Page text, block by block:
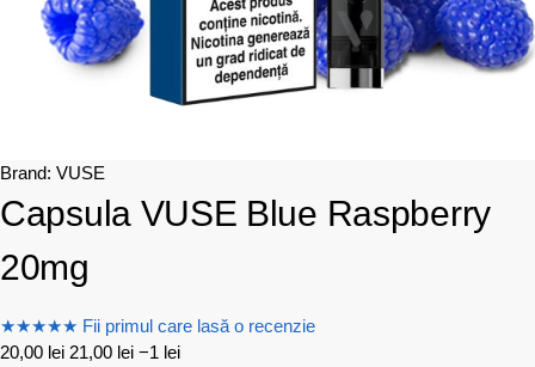
Brand: VUSE
Capsula VUSE Blue Raspberry
20mg
★★★★★ Fii primul care lasă o recenzie
20,00 lei 21,00 lei −1 lei